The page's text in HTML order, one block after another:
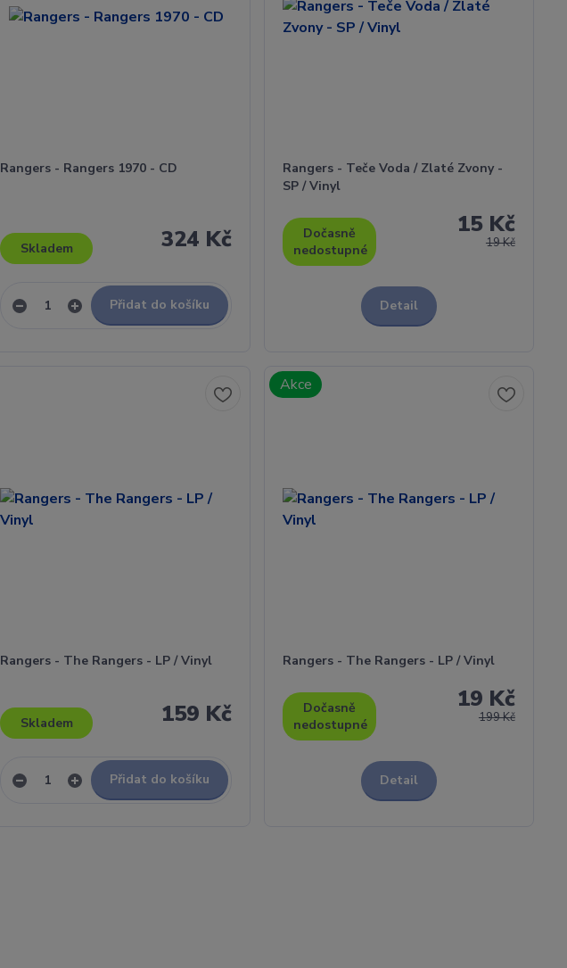
Rangers - Rangers 1970 - CD
324 Kč
Skladem
Přidat do košíku
Rangers - Teče Voda / Zlaté Zvony -
SP / Vinyl
19 Kč
15 Kč
Dočasně
nedostupné
Detail
Rangers - The Rangers - LP / Vinyl
159 Kč
Skladem
Přidat do košíku
Akce
Rangers - The Rangers - LP / Vinyl
199 Kč
19 Kč
Dočasně
nedostupné
Detail